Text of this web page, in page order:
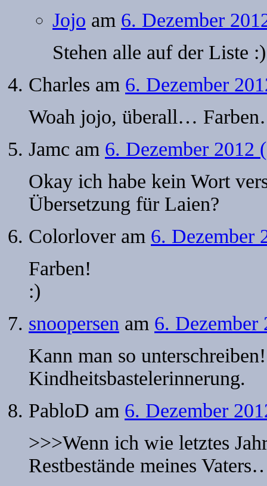
Jojo am 6. Dezember
Stehen alle auf der Liste :)
Charles am 6. Dezember
Woah jojo, überall…
Jamc am 6. Dezember 2012
Okay ich habe kein Wort
Übersetzung für Laien?
Colorlover am 6. Dezember
Farben!
:)
snoopersen am 6.
Kann man so
Kindheitsbastelerinnerung.
PabloD am 6. Dezember
>>>Wenn ich wie letztes
Restbestände meines